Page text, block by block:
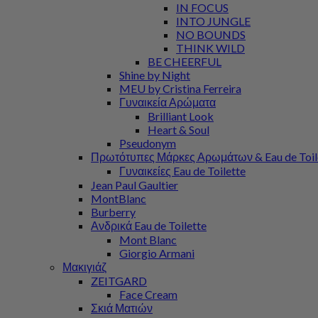
IN FOCUS
INTO JUNGLE
NO BOUNDS
THINK WILD
BE CHEERFUL
Shine by Night
MEU by Cristina Ferreira
Γυναικεία Αρώματα
Brilliant Look
Heart & Soul
Pseudonym
Πρωτότυπες Μάρκες Αρωμάτων & Eau de
Γυναικείες Eau de Toilette
Jean Paul Gaultier
MontBlanc
Burberry
Ανδρικά Eau de Toilette
Mont Blanc
Giorgio Armani
Μακιγιάζ
ZEITGARD
Face Cream
Σκιά Ματιών